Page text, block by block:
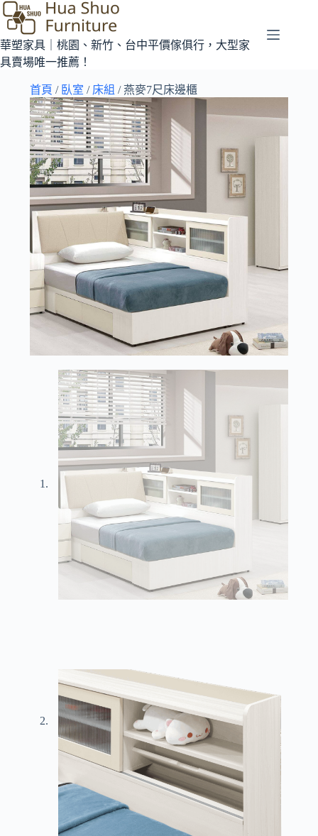
華塑家具｜桃園、新竹、台中平價傢俱行，大型家
具賣場唯一推薦！
首頁 / 臥室 / 床組 / 燕麥7尺床邊櫃